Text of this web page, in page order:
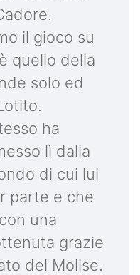
il gioco su
quello della
solo ed
ha
lì dalla
di cui lui
parte e che
una
grazie
del Molise.